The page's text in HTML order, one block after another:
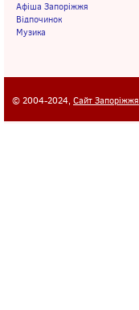
Афіша Запоріжжя
Відпочинок
Музика
© 2004-2024, Сайт Запоріжжя